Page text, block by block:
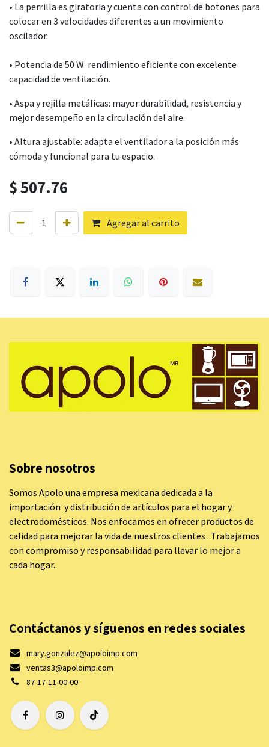
• La perrilla es giratoria y cuenta con control de botones para
colocar en 3 velocidades diferentes a un movimiento
oscilador.
• Potencia de 50 W: rendimiento eficiente con excelente
capacidad de ventilación.
• Aspa y rejilla metálicas: mayor durabilidad, resistencia y
mejor desempeño en la circulación del aire.
• Altura ajustable: adapta el ventilador a la posición más
cómoda y funcional para tu espacio.
$507.76
Agregar al carrito
Sobre nosotros
Somos Apolo una empresa mexicana dedicada a la
importación y distribución de artículos para el hogar y
electrodomésticos. Nos enfocamos en ofrecer productos de
calidad para mejorar la vida de nuestros clientes . Trabajamos
con compromiso y responsabilidad para llevar lo mejor a
cada hogar.
Contáctanos y síguenos en redes sociales
mary.gonzalez@apoloimp.com
ventas3@apoloimp.com
87-17-11-00-00